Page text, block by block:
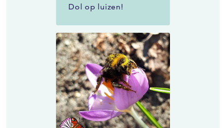
Dol op luizen!